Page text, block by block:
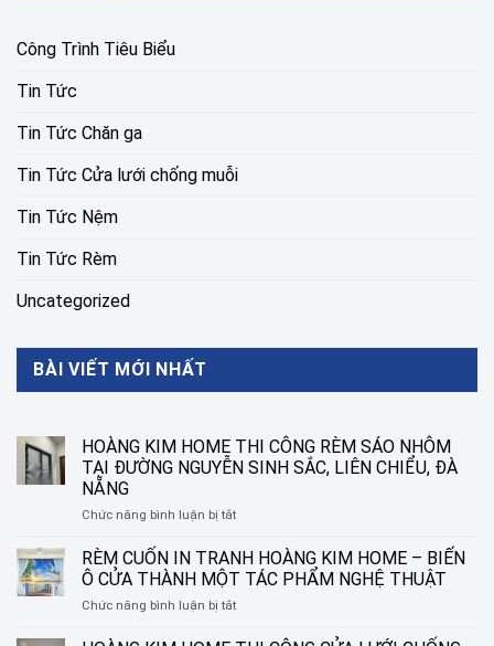
Công Trình Tiêu Biểu
Tin Tức
Tin Tức Chăn ga
Tin Tức Cửa lưới chống muỗi
Tin Tức Nệm
Tin Tức Rèm
Uncategorized
BÀI VIẾT MỚI NHẤT
HOÀNG KIM HOME THI CÔNG RÈM SÁO NHÔM
TẠI ĐƯỜNG NGUYỄN SINH SẮC, LIÊN CHIỂU, ĐÀ
NẴNG
Chức năng bình luận bị tắtở
KIM
HOME
THI
CÔNG
RÈM CUỐN IN TRANH HOÀNG KIM HOME – BIẾN
Ô CỬA THÀNH MỘT TÁC PHẨM NGHỆ THUẬT
Chức năng bình luận bị tắtở
CUỐN